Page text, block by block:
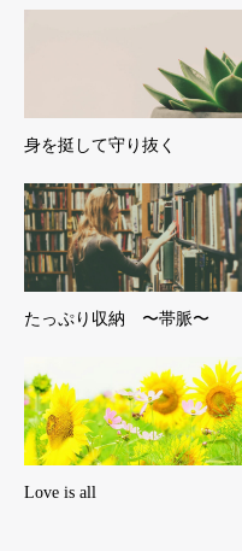
身を挺して守り抜く
たっぷり収納 〜帯脈〜
Love is all